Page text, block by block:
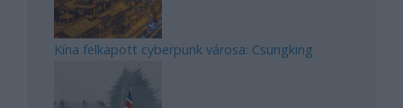
Kína felkapott cyberpunk városa: Csungking